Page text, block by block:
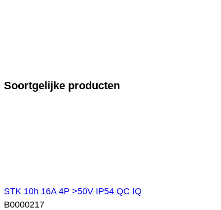
Soortgelijke producten
STK 10h 16A 4P >50V IP54 QC IQ
B0000217